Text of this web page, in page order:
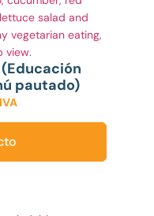
pautado)
IVA